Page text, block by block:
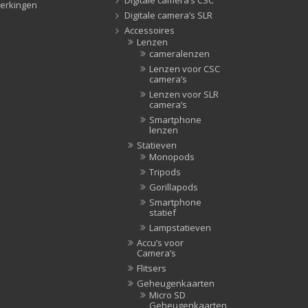
Studioflitsers
televisie afstandsbedieningen
Afstandsbedieningen
Digitale camera’s SLR
Accessoires
Lenzen
cameralenzen
Lenzen voor CSC
camera’s
Lenzen voor SLR
camera’s
Smartphone
lenzen
Statieven
Monopods
Tripods
Gorillapods
Smartphone
statief
Lampstatieven
Accu’s voor
Camera’s
Flitsers
Geheugenkaarten
Micro SD
Geheugenkaarten